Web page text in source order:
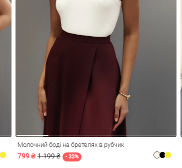
Молочний боді на бретелях в рубчик
799 ₴ 1 199 ₴ - 33%